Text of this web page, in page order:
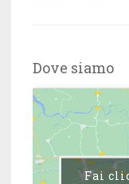
Dove siamo
Fai